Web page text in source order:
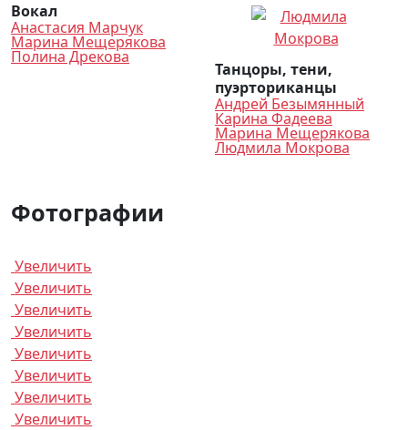
Вокал
Анастасия Марчук
Марина Мещерякова
Полина Дрекова
Танцоры, тени,
пуэрториканцы
Андрей Безымянный
Карина Фадеева
Марина Мещерякова
Людмила Мокрова
Фотографии
Увеличить
Увеличить
Увеличить
Увеличить
Увеличить
Увеличить
Увеличить
Увеличить